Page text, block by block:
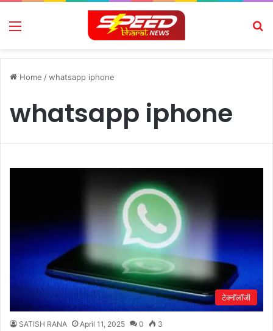
Menu
Home /whatsapp iphone
whatsapp iphone
टेक्नॉलॉजी
SATISH RANA April 11, 2025 0 3